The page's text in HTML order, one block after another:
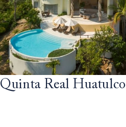
Quinta Real Huatulco